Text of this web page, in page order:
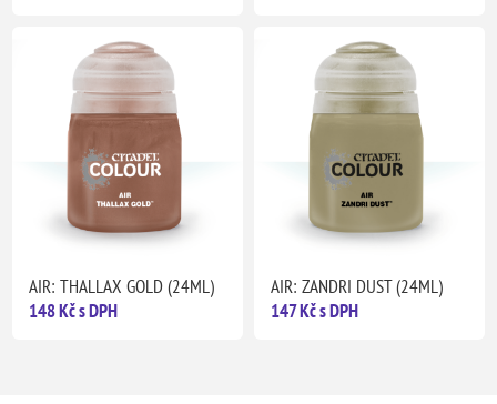
AIR: THALLAX GOLD (24ML)
148 Kč s DPH
AIR: ZANDRI DUST (24ML)
147 Kč s DPH